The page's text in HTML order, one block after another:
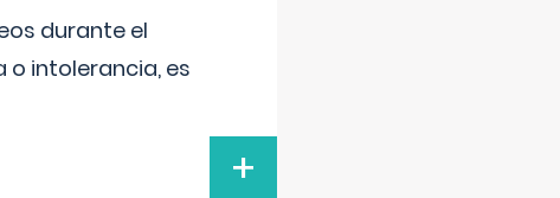
durante el
o intolerancia, es
+